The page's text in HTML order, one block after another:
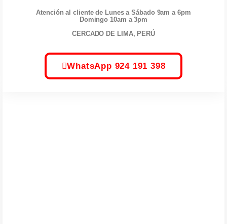
Atención al cliente de Lunes a Sábado 9am a 6pm
Domingo 10am a 3pm
CERCADO DE LIMA, PERÚ
WhatsApp 924 191 398